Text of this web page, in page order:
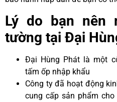
Lý do bạn nên
tường tại Đại
Đại Hùng Phát là một
tấm ốp nhập khẩu
Công ty đã hoạt động
cung cấp sản phẩm